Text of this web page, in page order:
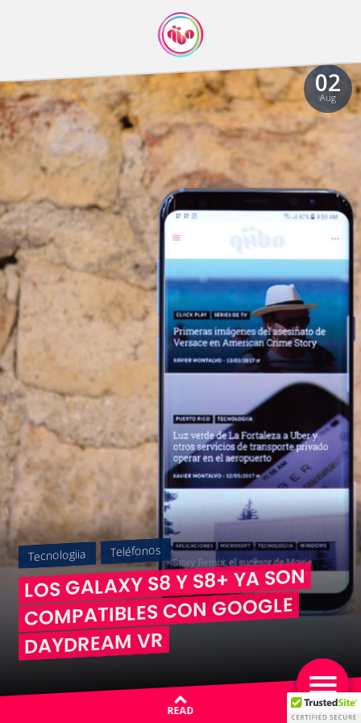
02
Aug
Tecnologiia Teléfonos
LOS GALAXY S8 Y S8+ YA SON
COMPATIBLES CON GOOGLE
DAYDREAM VR
READ